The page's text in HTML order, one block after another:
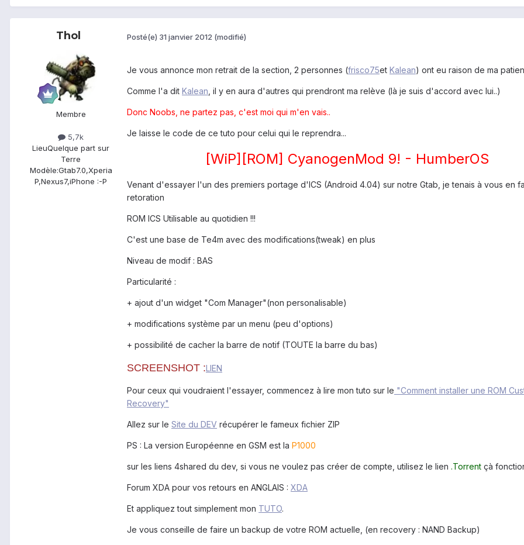
Thol
Membre
5,7k
LieuQuelque part sur
Terre
Modèle:Gtab7.0,Xperia
P,Nexus7,iPhone :-P
Posté(e) 31 janvier 2012 (modifié)
Je vous annonce mon retrait de la section, 2 personnes (frisco75et Kalean) ont eu raison de ma
Comme l'a dit Kalean , il y en aura d'autres qui prendront ma relève (là je suis d'accord avec lui..)
Donc Noobs, ne partez pas, c'est moi qui m'en vais..
Je laisse le code de ce tuto pour celui qui le reprendra...
[WiP][ROM] CyanogenMod 9! - HumberOS
Venant d'essayer l'un des premiers portage d'ICS (Android 4.04) sur notre Gtab, je tenais à vous en
retoration
ROM ICS Utilisable au quotidien !!!
C'est une base de Te4m avec des modifications(tweak) en plus
Niveau de modif : BAS
Particularité :
+ ajout d'un widget "Com Manager"(non personalisable)
+ modifications système par un menu (peu d'options)
+ possibilité de cacher la barre de notif (TOUTE la barre du bas)
SCREENSHOT :LIEN
Pour ceux qui voudraient l'essayer, commencez à lire mon tuto sur le "Comment installer une ROM
Recovery"
Allez sur le Site du DEV récupérer le fameux fichier ZIP
PS : La version Européenne en GSM est la P1000
sur les liens 4shared du dev, si vous ne voulez pas créer de compte, utilisez le lien .Torrent çà
Forum XDA pour vos retours en ANGLAIS : XDA
Et appliquez tout simplement mon TUTO.
Je vous conseille de faire un backup de votre ROM actuelle, (en recovery : NAND Backup)